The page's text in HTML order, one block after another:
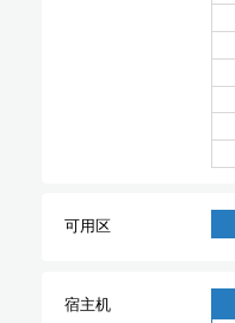
可用区
宿主机